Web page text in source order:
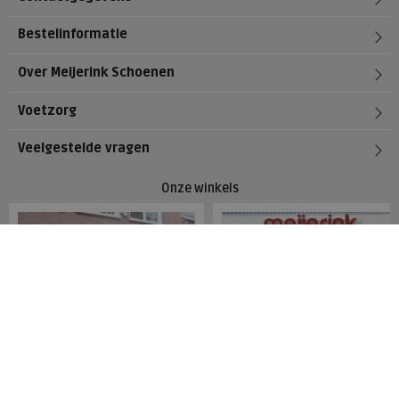
Bestelinformatie
Over Meijerink Schoenen
Voetzorg
Veelgestelde vragen
Onze winkels